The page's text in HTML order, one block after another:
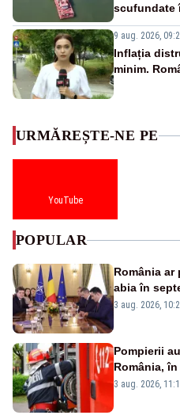
scufundate
9 aug. 2026,
Inflația
minim.
URMĂREȘTE-NE PE
YouTube
POPULAR
România ar
abia în
pregătește
3 aug. 2026,
Pompierii
România,
hectare de
3 aug. 2026,